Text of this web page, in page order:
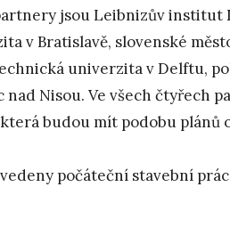
jsou Leibnizův institut
v Bratislavě, slovenské
univerzita v Delftu,
Nisou. Ve všech čtyřech
budou mít podobu plánů
počáteční stavební